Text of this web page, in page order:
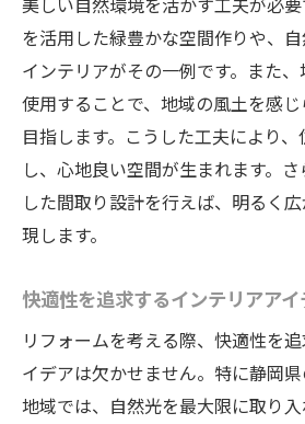
美しい自然環境を活かす工夫が必
を活用した緑豊かな空間作りや、
インテリアがその一例です。また
使用することで、地域の風土を感
目指します。こうした工夫により
し、心地良い空間が生まれます。
した間取り設計を行えば、明るく
現します。
快適性を追求するインテリアアイ
リフォームを考える際、快適性を
イデアは欠かせません。特に静岡
地域では、自然光を最大限に取り